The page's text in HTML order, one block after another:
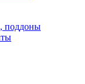
поддоны